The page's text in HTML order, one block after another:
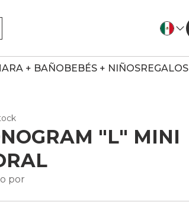
+ BAÑOBEBÉS + NIÑOSREGALOS
"L" MINI
por